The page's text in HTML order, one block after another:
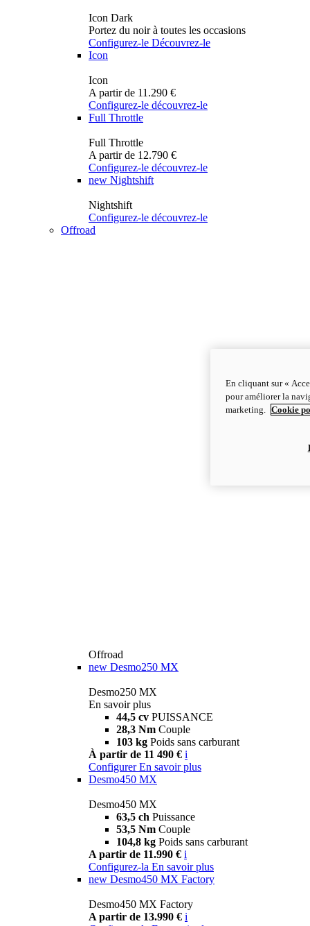
Icon Dark
Portez du noir à toutes les occasions
Configurez-le Découvrez-le
Icon
Icon
A partir de 11.290 €
Configurez-le découvrez-le
Full Throttle
Full Throttle
A partir de 12.790 €
Configurez-le découvrez-le
new Nightshift
Nightshift
Configurez-le découvrez-le
Offroad
Offroad
new Desmo250 MX
Desmo250 MX
En savoir plus
44,5 cv PUISSANCE
28,3 Nm Couple
103 kg Poids sans carburant
À partir de 11 490 € i
Configurer En savoir plus
Desmo450 MX
Desmo450 MX
63,5 ch Puissance
53,5 Nm Couple
104,8 kg Poids sans carburant
A partir de 11.990 € i
Configurez-la En savoir plus
new Desmo450 MX Factory
Desmo450 MX Factory
A partir de 13.990 € i
En cliquant sur «
pour améliorer la
marketing.
Cookie